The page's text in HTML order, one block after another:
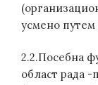
усмено путем
2.2.Посебна
област рада -